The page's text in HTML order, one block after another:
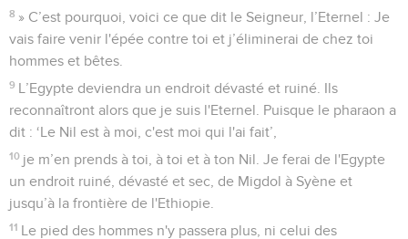
8 » C’est pourquoi, voici ce que dit le Seigneur, l’Eternel : Je
vais faire venir l'épée contre toi et j’éliminerai de chez toi
hommes et bêtes.
9 L’Egypte deviendra un endroit dévasté et ruiné. Ils
reconnaîtront alors que je suis l'Eternel. Puisque le pharaon a
dit : ‘Le Nil est à moi, c'est moi qui l'ai fait’,
10 je m’en prends à toi, à toi et à ton Nil. Je ferai de l'Egypte
un endroit ruiné, dévasté et sec, de Migdol à Syène et
jusqu’à la frontière de l'Ethiopie.
11 Le pied des hommes n'y passera plus, ni celui des